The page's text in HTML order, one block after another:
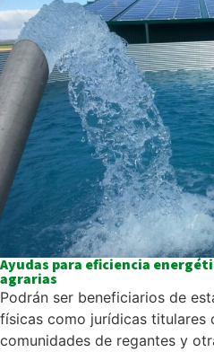
Ayudas para eficiencia
agrarias
Podrán ser beneficiarios de
físicas como jurídicas titulares
comunidades de regantes y